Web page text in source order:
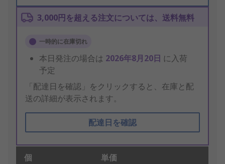
3,000円を超える注文については、送料無料
一時的に在庫切れ
本日発注の場合は 2026年8月20日 に入荷
予定
「配達日を確認」をクリックすると、在庫と配
送の詳細が表示されます。
配達日を確認
個 単価